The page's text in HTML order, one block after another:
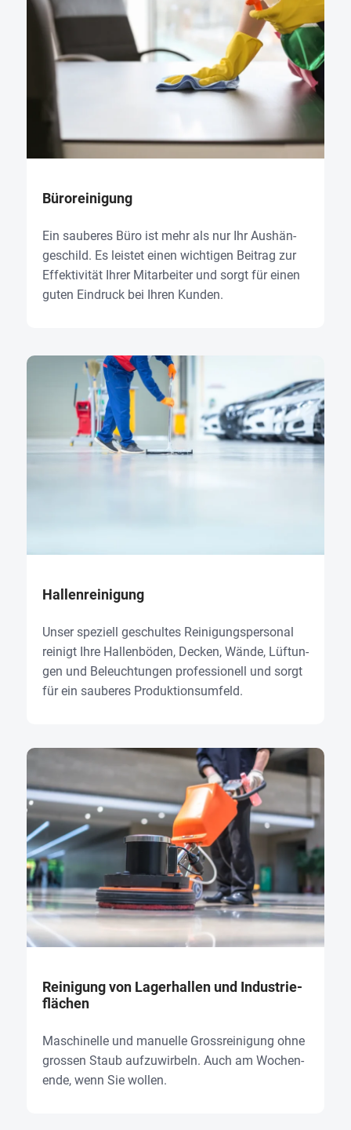
Büro­rei­ni­gung
Ein sau­be­res Büro ist mehr als nur Ihr Aus­hän­
ge­schild. Es leis­tet einen wich­ti­gen Bei­trag zur
Effek­ti­vi­tät Ihrer Mit­ar­bei­ter und sorgt für einen
guten Ein­druck bei Ihren Kun­den.
Hal­len­rei­ni­gung
Unser spe­zi­ell geschul­tes Reinigungs­personal
rei­nigt Ihre Hal­len­bö­den, Decken, Wän­de, Lüf­tun­
gen und Beleuch­tun­gen pro­fes­sio­nell und sorgt
für ein sau­be­res Produktions­umfeld.
Rei­ni­gung von Lager­hal­len und Indus­trie­
flä­chen
Maschi­nel­le und manu­el­le Gross­rei­ni­gung ohne
gros­sen Staub auf­zu­wir­beln. Auch am Wochen­
en­de, wenn Sie wol­len.